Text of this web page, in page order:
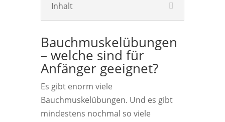
Inhalt
Bauchmuskelübungen
– welche sind für
Anfänger geeignet?
Es gibt enorm viele
Bauchmuskelübungen. Und es gibt
mindestens nochmal so viele